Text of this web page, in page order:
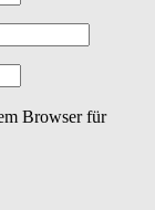
Browser für